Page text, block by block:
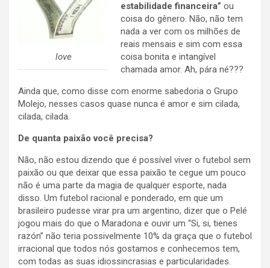
love
estabilidade financeira” ou
coisa do gênero. Não, não tem
nada a ver com os milhões de
reais mensais e sim com essa
coisa bonita e intangível
chamada amor. Ah, pára né???
Ainda que, como disse com enorme sabedoria o Grupo
Molejo, nesses casos quase nunca é amor e sim cilada,
cilada, cilada.
De quanta paixão você precisa?
Não, não estou dizendo que é possível viver o futebol sem
paixão ou que deixar que essa paixão te cegue um pouco
não é uma parte da magia de qualquer esporte, nada
disso. Um futebol racional e ponderado, em que um
brasileiro pudesse virar pra um argentino, dizer que o Pelé
jogou mais do que o Maradona e ouvir um “Si, si, tienes
razón” não teria possivelmente 10% da graça que o futebol
irracional que todos nós gostamos e conhecemos tem,
com todas as suas idiossincrasias e particularidades.